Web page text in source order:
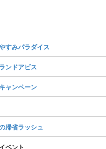
すみパラダイス
ンドアビス
ャンペーン
帰省ラッシュ
ベント